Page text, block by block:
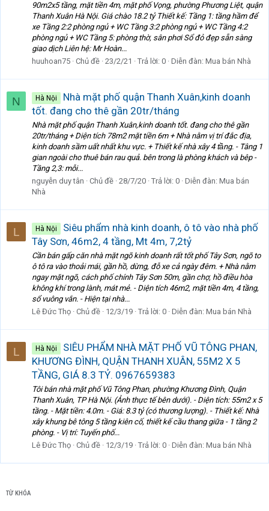
90m2x5 tầng, mặt tiền 4m, mặt phố Vọng, phường Phương Liệt, quận
Thanh Xuân Hà Nội. Giá chào 18.2 tỷ Thiết kế: Tầng 1: tầng hầm để
xe Tầng 2:2 phòng ngủ + WC Tầng 3:2 phòng ngủ + WC Tầng 4:2
phòng ngủ + WC Tầng 5: phòng thờ, sân phơi Sổ đỏ đẹp sẵn sàng
giao dịch Liên hệ: Mr Hoàn...
huuhoan75 Chủ đề 23/2/21 Trả lời: 0 Diễn đàn: Mua bán Nhà
N Hà Nội
Nhà mặt phố quận Thanh Xuân,kinh doanh
tốt. đang cho thê gần 20tr/tháng
Nhà mặt phố quận Thanh Xuân,kinh doanh tốt. đang cho thê gần
20tr/tháng + Diện tích 78m2 mặt tiền 6m + Nhà nằm vị trí đắc địa,
kinh doanh sầm uất nhất khu vực. + Thiết kế nhà xây 4 tầng. - Tâng 1
gian ngoài cho thuê bán rau quả. bên trong là phòng khách và bêp -
Tầng 2,3: mỗi...
nguyễn duy tân
Chủ đề 28/7/20 Trả lời: 0 Diễn đàn: Mua bán
Nhà
L Hà Nội
Siêu phẩm nhà kinh doanh, ô tô vào nhà phố
Tây Sơn, 46m2, 4 tầng, Mt 4m, 7,2tỷ
Cần bán gấp căn nhà mặt ngõ kinh doanh rất tốt phố Tây Sơn, ngõ to
ô tô ra vào thoải mái, gần hồ, dừng, đỗ xe cả ngày đêm. + Nhà nằm
ngay mặt ngõ, cách phố chính Tây Sơn 50m, gần chợ, hồ điều hòa
không khí trong lành, mát mẻ. - Diện tích 46m2, mặt tiền 4m, 4 tầng,
sổ vuông vắn. - Hiện tại nhà...
Lê Đức Thọ Chủ đề 12/3/19 Trả lời: 0 Diễn đàn: Mua bán Nhà
L Hà Nội
SIÊU PHẨM NHÀ MẶT PHỐ VŨ TÔNG PHAN,
KHƯƠNG ĐÌNH, QUẬN THANH XUÂN, 55M2 X 5
TẦNG, GIÁ 8.3 TỶ. 0967659383
Tôi bán nhà mặt phố Vũ Tông Phan, phường Khương Đình, Quận
Thanh Xuân, TP Hà Nội. (Ảnh thực tế bên dưới). - Diện tích: 55m2 x 5
tầng. - Mặt tiền: 4.0m. - Giá: 8.3 tỷ (có thương lượng). - Thiết kế: Nhà
xây khung bê tông 5 tầng kiên cố, thiết kế cầu thang giữa - 1 tầng 2
phòng. - Vị trí: Tuyến phố...
Lê Đức Thọ Chủ đề 12/3/19 Trả lời: 0 Diễn đàn: Mua bán Nhà
TỪ KHÓA